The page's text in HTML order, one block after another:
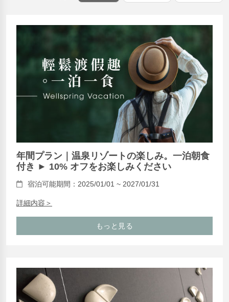
年間プラン｜温泉リゾートの楽しみ。一泊朝食
付き ► 10% オフをお楽しみください
宿泊可能期間：2025/01/01 ~ 2027/01/31
詳細内容＞
もっと見る